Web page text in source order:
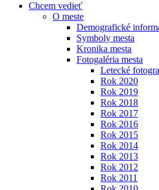
Chcem vedieť
O meste
Demografické
Symboly mesta
Kronika mesta
Fotogaléria mesta
Letecké
Rok 2020
Rok 2019
Rok 2018
Rok 2017
Rok 2016
Rok 2015
Rok 2014
Rok 2013
Rok 2012
Rok 2011